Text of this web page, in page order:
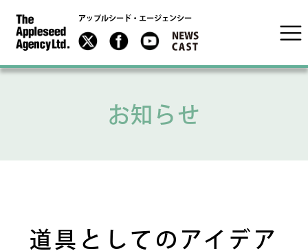
アップルシード・エージェンシー
お知らせ
道具としてのアイデア